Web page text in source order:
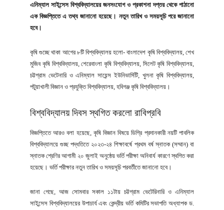
এনিম্যাল সাইন্সেস বিশ্ববিদ্যালয়ের জনসংযোগ ও প্রকাশনা দপ্তর থেকে পাঠানো
এক বিজ্ঞপ্তিতে এ তথ্য জানানো হয়েছে। নতুন তারিখ ও সময়সূচি পরে জানানো
হবে।
কৃষি গুচ্ছে থাকা আগের ৮টি বিশ্ববিদ্যালয় হলো- বাংলাদেশ কৃষি বিশ্ববিদ্যালয়, শেখ
মুজিব কৃষি বিশ্ববিদ্যালয়, শেরেবাংলা কৃষি বিশ্ববিদ্যালয়, সিলেট কৃষি বিশ্ববিদ্যালয়,
চট্টগ্রাম ভেটেনারি ও এনিম্যাল সায়েন্স ইউনিভার্সিটি, খুলনা কৃষি বিশ্ববিদ্যালয়,
পটুয়াখালী বিজ্ঞান ও প্রযুক্তি বিশ্ববিদ্যালয়, হবিগঞ্জ কৃষি বিশ্ববিদ্যালয়।
বিশ্ববিদ্যালয় দিবস স্থগিত করলো রাবিপ্রবি
বিজ্ঞপ্তিতে আরও বলা হয়েছে, কৃষি বিজ্ঞান বিষয়ে ডিগ্রি প্রদানকারী নয়টি পাবলিক
বিশ্ববিদ্যালয়ে গুচ্ছ পদ্ধতিতে ২০২৩-২৪ শিক্ষাবর্ষে প্রথম বর্ষ স্নাতক (সম্মান) বা
স্নাতক শ্রেণির আগামী ২০ জুলাই অনুষ্ঠেয় ভর্তি পরীক্ষা অনিবার্য কারণে স্থগিত করা
হয়েছে। ভর্তি পরীক্ষার নতুন তারিখ ও সময়সূচি পরবর্তীতে জানানো হবে।
জানা গেছে, আজ সোমবার সকাল ১১টায় চট্টগ্রাম ভেটেরিনারি ও এনিম্যাল
সাইন্সেস বিশ্ববিদ্যালয়ের উপাচার্য এবং কেন্দ্রীয় ভর্তি কমিটির সভাপতি অধ্যাপক ড.